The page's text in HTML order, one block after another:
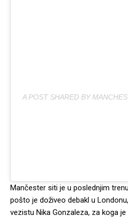
A POST SHARED BY
Mančester siti je u poslednjim
pošto je doživeo debakl u
vezistu Nika Gonzaleza, za koga